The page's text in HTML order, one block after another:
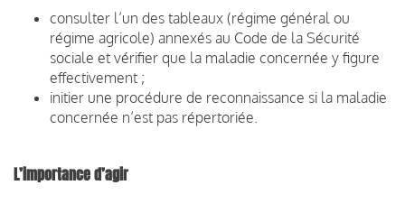
consulter l’un des tableaux (régime général ou
régime agricole) annexés au Code de la Sécurité
sociale et vérifier que la maladie concernée y figure
effectivement ;
initier une procédure de reconnaissance si la maladie
concernée n’est pas répertoriée.
L’importance d’agir